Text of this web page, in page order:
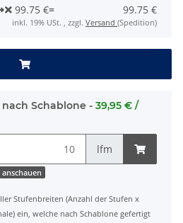
99.75 €= 99.75 €
inkl. 19% USt. , zzgl. Versand (Spedition)
Schablone - 39,95 € /
lfm
Stufenbreiten (Anzahl der Stufen x
ein, welche nach Schablone gefertigt